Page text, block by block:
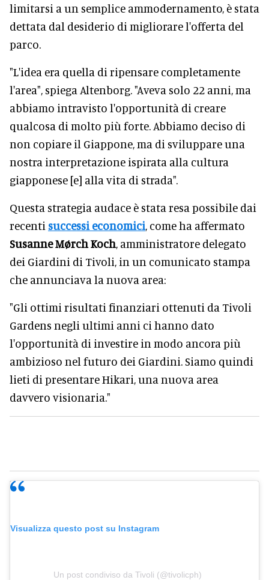
limitarsi a un semplice ammodernamento, è stata
dettata dal desiderio di migliorare l'offerta del
parco.
"L'idea era quella di ripensare completamente
l'area", spiega Altenborg. "Aveva solo 22 anni, ma
abbiamo intravisto l'opportunità di creare
qualcosa di molto più forte. Abbiamo deciso di
non copiare il Giappone, ma di sviluppare una
nostra interpretazione ispirata alla cultura
giapponese [e] alla vita di strada".
Questa strategia audace è stata resa possibile dai
recenti successi economici, come ha affermato
Susanne Mørch Koch, amministratore delegato
dei Giardini di Tivoli, in un comunicato stampa
che annunciava la nuova area:
"Gli ottimi risultati finanziari ottenuti da Tivoli
Gardens negli ultimi anni ci hanno dato
l'opportunità di investire in modo ancora più
ambizioso nel futuro dei Giardini. Siamo quindi
lieti di presentare Hikari, una nuova area
davvero visionaria."
Visualizza questo post su Instagram
Un post condiviso da Tivoli (@tivolicph)